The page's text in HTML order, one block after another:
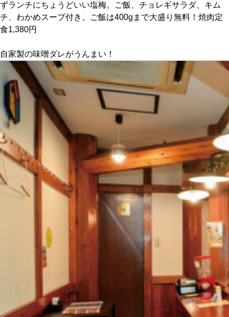
京都おやつクラブ
今月の京みやげ
京都の書店
CULTURE
関西で開催。
おすすめの展覧会
おすすめの映画
誠光社で選びました。
おすすめの本
ずランチにちょうどいい塩梅。ご飯、チョレギサラダ、キム
チ、わかめスープ付き。ご飯は400gまで大盛り無料！焼肉定
食1,380円
自家製の味噌ダレがうんまい！